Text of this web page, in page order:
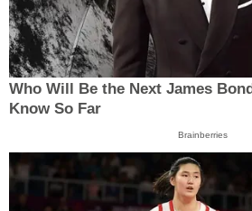
Who Will Be the Next James
Know So Far
Brainberries